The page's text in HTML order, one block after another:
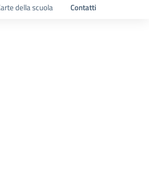
della scuola Contatti